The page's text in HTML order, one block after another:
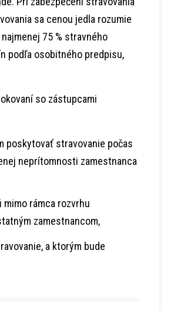
sa cenou jedla rozumie
75 % stravného
podľa osobitného predpisu,
so zástupcami
poskytovať stravovanie počas
neprítomnosti zamestnanca
rámca rozvrhu
zamestnancom,
a ktorým bude